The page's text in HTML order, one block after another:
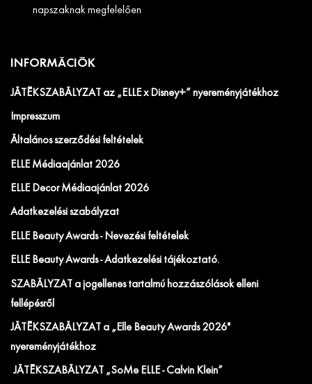
napszaknak megfelelően
INFORMÁCIÓK
JÁTÉKSZABÁLYZAT az „ELLE x Disney+” nyereményjátékhoz
Impresszum
Általános szerződési feltételek
ELLE Médiaajánlat 2026
ELLE Decor Médiaajánlat 2026
Adatkezelési szabályzat
ELLE Beauty Awards - Nevezési feltételek
ELLE Beauty Awards - Adatkezelési tájékoztató.
SZABÁLYZAT a jogellenes tartalmú hozzászólások elleni
fellépésről
JÁTÉKSZABÁLYZAT a „Elle Beauty Awards 2026"
nyereményjátékhoz
JÁTÉKSZABÁLYZAT „SoMe ELLE - Calvin Klein”